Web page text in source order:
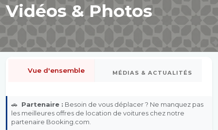
Vidéos & Photos
Vue d'ensemble MÉDIAS & ACTUALITÉS
🚗 Partenaire : Besoin de vous déplacer ? Ne manquez pas
les meilleures offres de location de voitures chez notre
partenaire Booking.com.